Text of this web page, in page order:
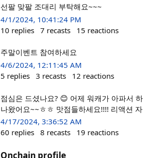
선팔 맞팔 조대리 부탁해요~~~
4/1/2024, 10:41:24 PM
10 replies 7 recasts 15 reactions
주말이벤트 참여하세요
4/6/2024, 12:11:45 AM
5 replies 3 recasts 12 reactions
점심은 드셨나요? 😊 어제 워캐가 아파서
나왔어요~~ㅎㅎ 맛점들하세요!!!! 리액션
4/17/2024, 3:36:52 AM
60 replies 8 recasts 19 reactions
Onchain profile